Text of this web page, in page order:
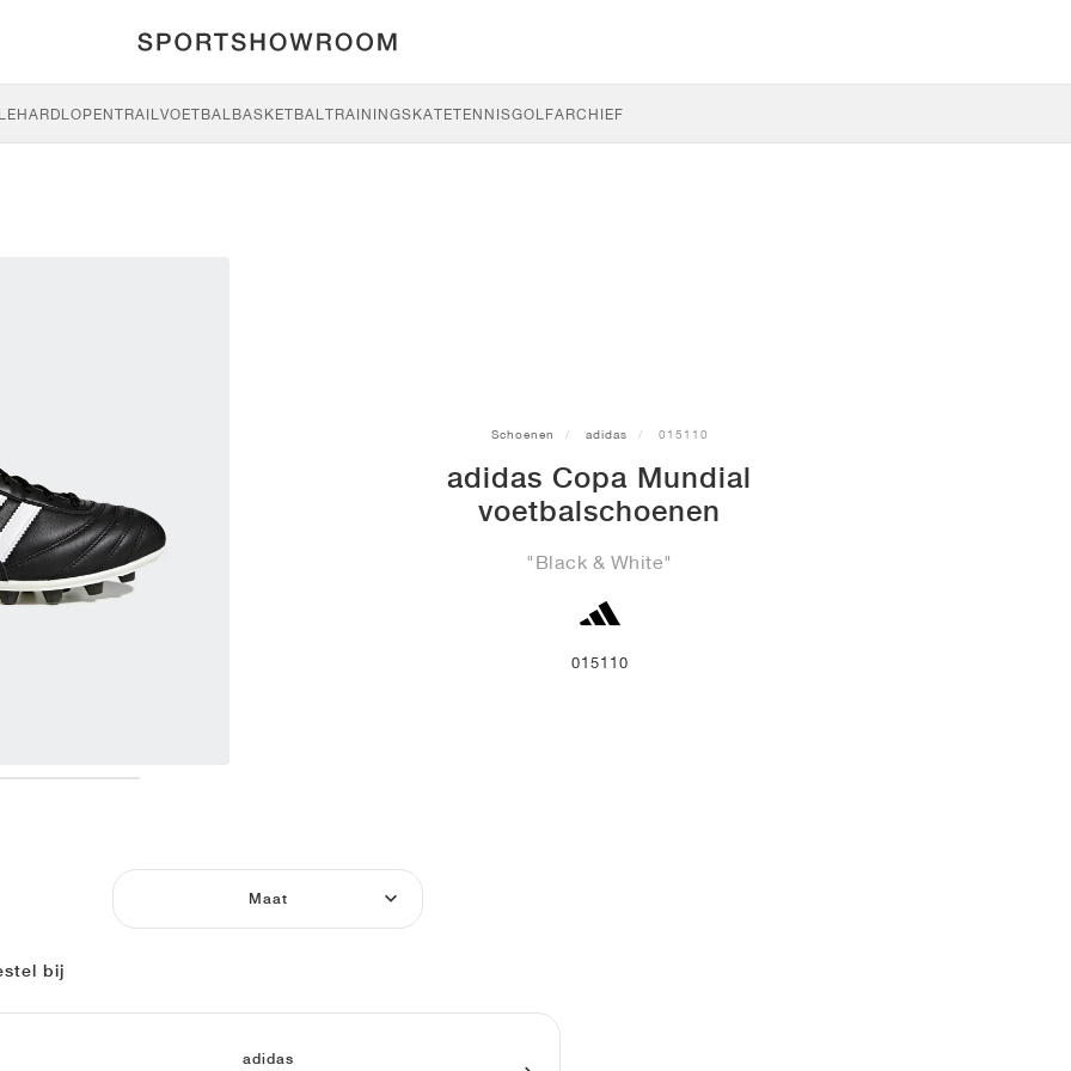
HARDLOPENTRAILVOETBALBASKETBALTRAININGSKATETENNISGOLFARCHIEF
Schoenen adidas 015110
adidas Copa Mundial
voetbalschoenen
"Black & White"
015110
Maat
bij
adidas